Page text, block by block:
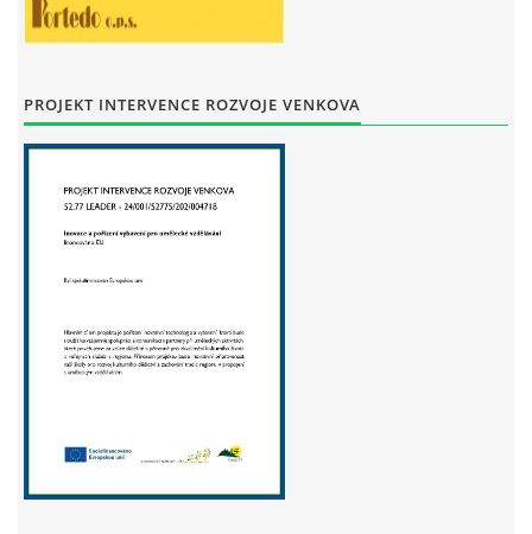
zus.stankov@tiscali.cz
© 2026 eStránky.cz |Tisk
PROJEKT INTERVENCE ROZVOJE VENKOVA